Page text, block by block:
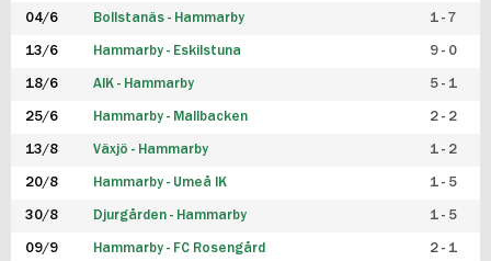
04/6 Bollstanäs - Hammarby 1 - 7
13/6 Hammarby - Eskilstuna 9 - 0
18/6 AIK - Hammarby 5 - 1
25/6 Hammarby - Mallbacken 2 - 2
13/8 Växjö - Hammarby 1 - 2
20/8 Hammarby - Umeå IK 1 - 5
30/8 Djurgården - Hammarby 1 - 5
09/9 Hammarby - FC Rosengård 2 - 1